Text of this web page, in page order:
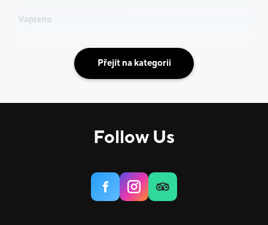
Vapiano
Přejít na kategorii
Follow Us